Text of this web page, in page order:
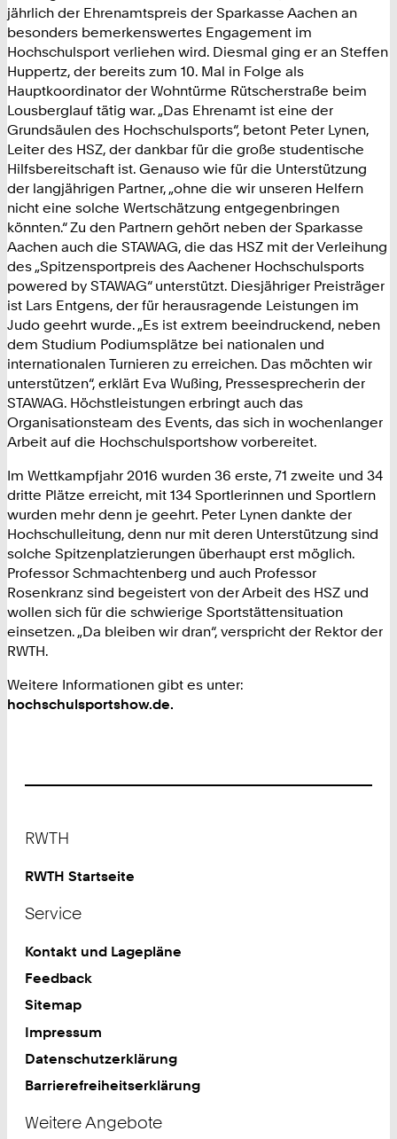
jährlich der Ehrenamtspreis der Sparkasse Aachen an
besonders bemerkenswertes Engagement im
Hochschulsport verliehen wird. Diesmal ging er an Steffen
Huppertz, der bereits zum 10. Mal in Folge als
Hauptkoordinator der Wohntürme Rütscherstraße beim
Lousberglauf tätig war. „Das Ehrenamt ist eine der
Grundsäulen des Hochschulsports“, betont Peter Lynen,
Leiter des HSZ, der dankbar für die große studentische
Hilfsbereitschaft ist. Genauso wie für die Unterstützung
der langjährigen Partner, „ohne die wir unseren Helfern
nicht eine solche Wertschätzung entgegenbringen
könnten.“ Zu den Partnern gehört neben der Sparkasse
Aachen auch die STAWAG, die das HSZ mit der Verleihung
des „Spitzensportpreis des Aachener Hochschulsports
powered by STAWAG“ unterstützt. Diesjähriger Preisträger
ist Lars Entgens, der für herausragende Leistungen im
Judo geehrt wurde. „Es ist extrem beeindruckend, neben
dem Studium Podiumsplätze bei nationalen und
internationalen Turnieren zu erreichen. Das möchten wir
unterstützen“, erklärt Eva Wußing, Pressesprecherin der
STAWAG. Höchstleistungen erbringt auch das
Organisationsteam des Events, das sich in wochenlanger
Arbeit auf die Hochschulsportshow vorbereitet.
Im Wettkampfjahr 2016 wurden 36 erste, 71 zweite und 34
dritte Plätze erreicht, mit 134 Sportlerinnen und Sportlern
wurden mehr denn je geehrt. Peter Lynen dankte der
Hochschulleitung, denn nur mit deren Unterstützung sind
solche Spitzenplatzierungen überhaupt erst möglich.
Professor Schmachtenberg und auch Professor
Rosenkranz sind begeistert von der Arbeit des HSZ und
wollen sich für die schwierige Sportstättensituation
einsetzen. „Da bleiben wir dran“, verspricht der Rektor der
RWTH.
Weitere Informationen gibt es unter:
hochschulsportshow.de.
RWTH
RWTH Startseite
Service
Kontakt und Lagepläne
Feedback
Sitemap
Impressum
Datenschutzerklärung
Barrierefreiheitserklärung
Weitere Angebote